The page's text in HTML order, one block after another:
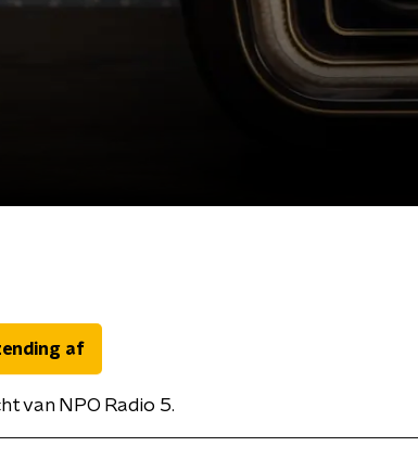
af
van NPO Radio 5.